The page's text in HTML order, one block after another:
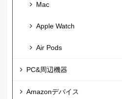
Mac
Apple Watch
Air Pods
PC&周辺機器
Amazonデバイス